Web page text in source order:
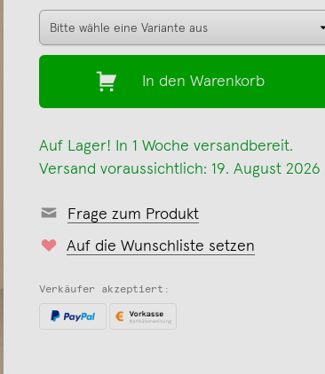
In den Warenkorb
Auf Lager! In 1 Woche versandbereit.
Versand voraussichtlich: 19. August 2026
Frage zum Produkt
Auf die Wunschliste setzen
Verkäufer akzeptiert: